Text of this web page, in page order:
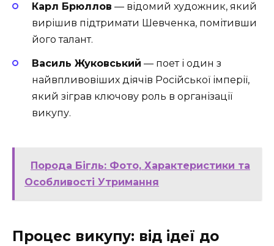
Карл Брюллов — відомий художник, який
вирішив підтримати Шевченка, помітивши
його талант.
Василь Жуковський — поет і один з
найвпливовіших діячів Російської імперії,
який зіграв ключову роль в організації
викупу.
Порода Бігль: Фото, Характеристики та
Особливості Утримання
Процес викупу: від ідеї до